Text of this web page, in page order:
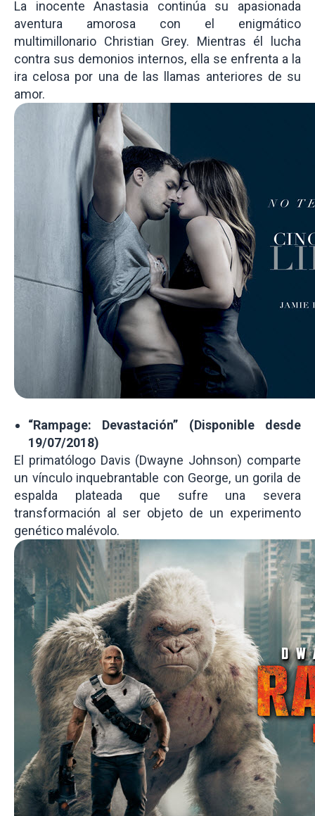
La inocente Anastasia continúa su apasionada
aventura amorosa con el enigmático
multimillonario Christian Grey. Mientras él lucha
contra sus demonios internos, ella se enfrenta a la
ira celosa por una de las llamas anteriores de su
amor.
“Rampage: Devastación” (Disponible desde
19/07/2018)
El primatólogo Davis (Dwayne Johnson) comparte
un vínculo inquebrantable con George, un gorila de
espalda plateada que sufre una severa
transformación al ser objeto de un experimento
genético malévolo.